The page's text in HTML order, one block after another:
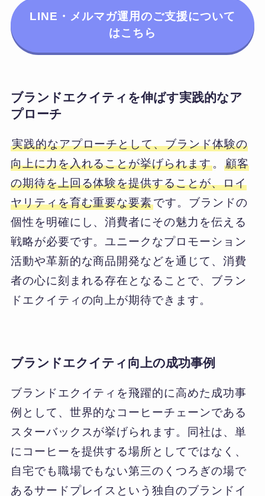
LINE・メルマガ運用のご支援について
はこちら
ブランドエクイティを伸ばす実践的なア
プローチ
実践的なアプローチとして、ブランド体験の
向上に力を入れることが挙げられます。 顧客
の期待を上回る体験を提供することが、ロイ
ヤリティを育む重要な要素です。ブランドの
個性を明確にし、消費者にその魅力を伝える
戦略が必要です。ユニークなプロモーション
活動や革新的な商品開発などを通じて、消費
者の心に刻まれる存在となることで、ブラン
ドエクイティの向上が期待できます。
ブランドエクイティ向上の成功事例
ブランドエクイティを飛躍的に高めた成功事
例として、世界的なコーヒーチェーンである
スターバックスが挙げられます。同社は、単
にコーヒーを提供する場所としてではなく、
自宅でも職場でもない第三のくつろぎの場で
あるサードプレイスという独自のブランドイ